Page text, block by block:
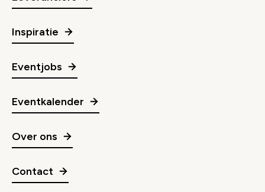
Inspiratie
Eventjobs
Eventkalender
Over ons
Contact